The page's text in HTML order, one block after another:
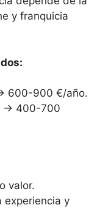
y franquicia
600-900 €/año.
→ 400-700
valor.
experiencia y